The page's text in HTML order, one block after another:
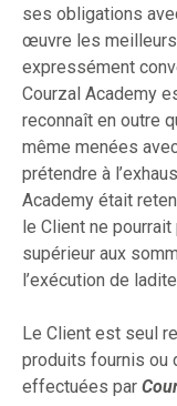
ses obligations
œuvre les
expressément
Courzal Academy
reconnaît en outre
même menées
prétendre à
Academy était
le Client ne
supérieur aux
l’exécution de
Le Client est seul
produits fournis ou
effectuées par